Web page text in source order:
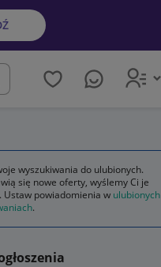
wyszukiwania do ulubionych.
się nowe oferty, wyślemy Ci je
Ustaw powiadomienia w ulubionych
.